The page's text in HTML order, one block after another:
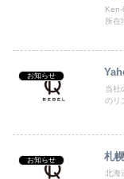
Ken-
所在
お知らせ
当社
のリ
お知らせ 札
北海